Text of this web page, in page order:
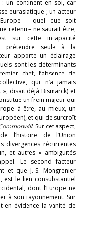
: un continent en soi, car
eurasiatique ; un acteur
– quel que soit
retenu – ne saurait être,
sur cette incapacité
prétendre seule à la
apporte un éclairage
sont les déterminants
chef, l’absence de
qui n’a jamais
disait déjà Bismarck) et
un frein majeur qui
à être, au mieux, un
et qui de surcroît
. Sur cet aspect,
l’histoire de l’Union
divergences récurrentes
et autres « ambiguïtés
Le second facteur
et que J.-S. Mongrenier
est le lien consubstantiel
dont l’Europe ne
à son rayonnement. Sur
en évidence la vanité de